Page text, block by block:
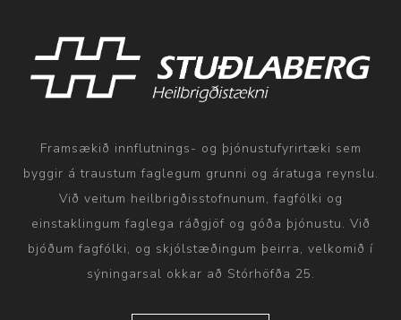
Framsækið innflutnings- og þjónustufyrirtæki sem
byggir á traustum faglegum grunni og áratuga reynslu.
Við veitum heilbrigðisstofnunum, fagfólki og
einstaklingum faglega ráðgjöf og góða þjónustu. Við
bjóðum fagfólki, og skjólstæðingum þeirra, velkomið í
sýningarsal okkar að Stórhöfða 25.